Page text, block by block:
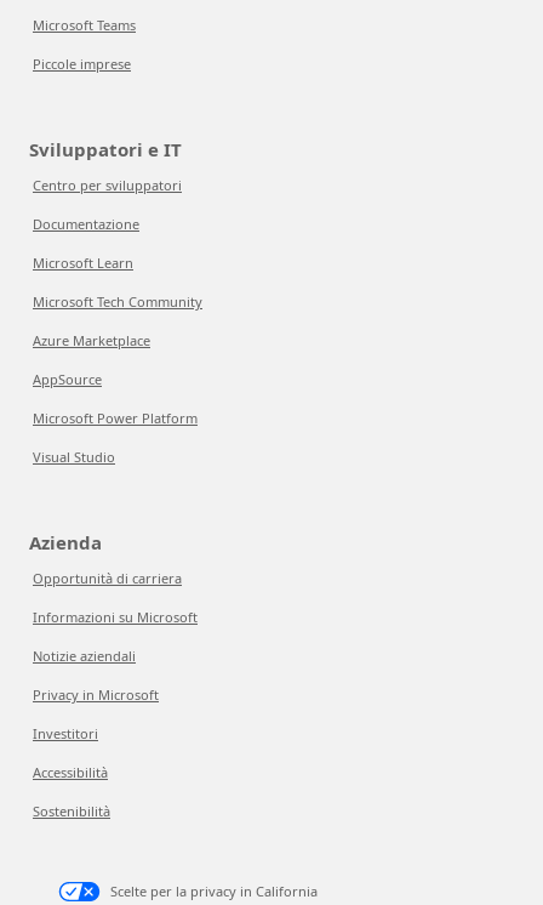
Microsoft Teams
Piccole imprese
Sviluppatori e IT
Centro per sviluppatori
Documentazione
Microsoft Learn
Microsoft Tech Community
Azure Marketplace
AppSource
Microsoft Power Platform
Visual Studio
Azienda
Opportunità di carriera
Informazioni su Microsoft
Notizie aziendali
Privacy in Microsoft
Investitori
Accessibilità
Sostenibilità
Scelte per la privacy in California